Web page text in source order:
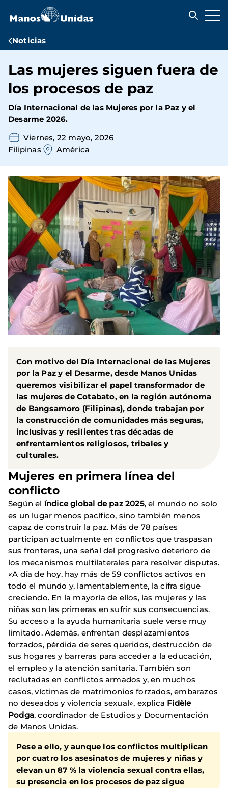
contenido
Ruta
navegación
Noticias
Las mujeres siguen fuera de
los procesos de paz
Día Internacional de las Mujeres por la Paz y el
Desarme 2026.
Viernes, 22 mayo, 2026
Filipinas
América
Con motivo del Día Internacional de las Mujeres
por la Paz y el Desarme, desde Manos Unidas
queremos visibilizar el papel transformador de
las mujeres de Cotabato, en la región autónoma
de Bangsamoro (Filipinas), donde trabajan por
la construcción de comunidades más seguras,
inclusivas y resilientes tras décadas de
enfrentamientos religiosos, tribales y
culturales.
Mujeres en primera línea del
conflicto
Según el índice global de paz 2025, el mundo no solo
es un lugar menos pacífico, sino también menos
capaz de construir la paz. Más de 78 países
participan actualmente en conflictos que traspasan
sus fronteras, una señal del progresivo deterioro de
los mecanismos multilaterales para resolver disputas.
«A día de hoy, hay más de 59 conflictos activos en
todo el mundo y, lamentablemente, la cifra sigue
creciendo. En la mayoría de ellos, las mujeres y las
niñas son las primeras en sufrir sus consecuencias.
Su acceso a la ayuda humanitaria suele verse muy
limitado. Además, enfrentan desplazamientos
forzados, pérdida de seres queridos, destrucción de
sus hogares y barreras para acceder a la educación,
el empleo y la atención sanitaria. También son
reclutadas en conflictos armados y, en muchos
casos, víctimas de matrimonios forzados, embarazos
no deseados y violencia sexual», explica Fidèle
Podga, coordinador de Estudios y Documentación
de Manos Unidas.
Pese a ello, y aunque los conflictos multiplican
por cuatro los asesinatos de mujeres y niñas y
elevan un 87 % la violencia sexual contra ellas,
su presencia en los procesos de paz sigue